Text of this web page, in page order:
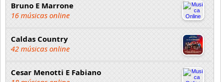
Bruno E Marrone
16 músicas online
Caldas Country
42 músicas online
Cesar Menotti E Fabiano